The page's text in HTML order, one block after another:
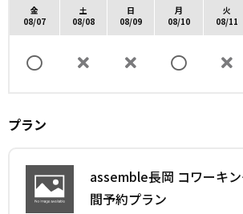
金
08/07
土
08/08
日
08/09
月
08/10
火
08/11
プラン
assemble長岡 コワーキ
間予約プラン